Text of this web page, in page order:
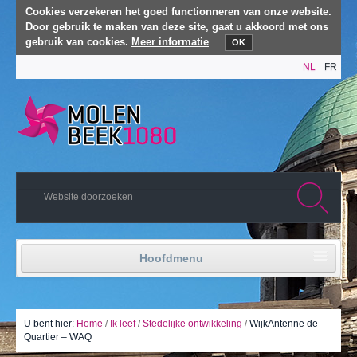
Cookies verzekeren het goed functionneren van onze website.
Door gebruik te maken van deze site, gaat u akkoord met ons
gebruik van cookies. Meer informatie OK
NL FR
Hoofdmenu
Politiek leven
U bent hier: Home / Ik leef /Stedelijke ontwikkeling /WijkAntenne de
Quartier – WAQ